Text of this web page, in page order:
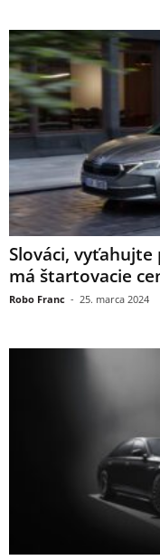
Slováci, vyťahujte
má štartovacie
Robo Franc - 25. marca 2024